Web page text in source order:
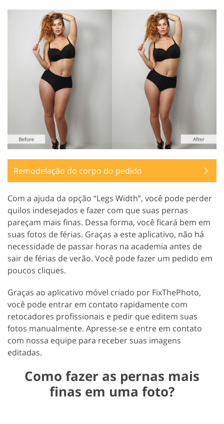
Remodelação do corpo do pedido
Com a ajuda da opção “Legs Width”, você pode perder
quilos indesejados e fazer com que suas pernas
pareçam mais finas. Dessa forma, você ficará bem em
suas fotos de férias. Graças a este aplicativo, não há
necessidade de passar horas na academia antes de
sair de férias de verão. Você pode fazer um pedido em
poucos cliques.
Graças ao aplicativo móvel criado por FixThePhoto,
você pode entrar em contato rapidamente com
retocadores profissionais e pedir que editem suas
fotos manualmente. Apresse-se e entre em contato
com nossa equipe para receber suas imagens
editadas.
Como fazer as pernas mais
finas em uma foto?